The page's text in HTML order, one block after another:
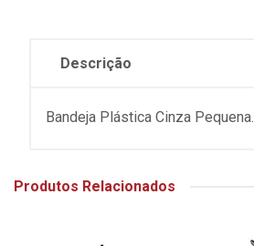
Descrição
Bandeja Plástica Cinza Pequena.
Produtos Relacionados